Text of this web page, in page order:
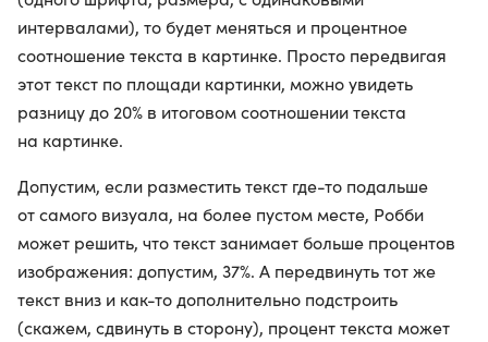
интервалами), то будет меняться и процентное
соотношение текста в картинке. Просто передвигая
этот текст по площади картинки, можно увидеть
разницу до 20% в итоговом соотношении текста
на картинке.
Допустим, если разместить текст где-то подальше
от самого визуала, на более пустом месте, Робби
может решить, что текст занимает больше процентов
изображения: допустим, 37%. А передвинуть тот же
текст вниз и как-то дополнительно подстроить
(скажем, сдвинуть в сторону), процент текста может